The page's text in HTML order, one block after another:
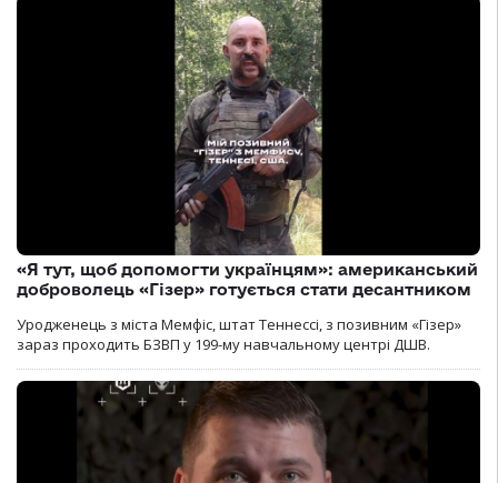
«Я тут, щоб допомогти українцям»: американський
доброволець «Гізер» готується стати десантником
Уродженець з міста Мемфіс, штат Теннессі, з позивним «Гізер»
зараз проходить БЗВП у 199-му навчальному центрі ДШВ.